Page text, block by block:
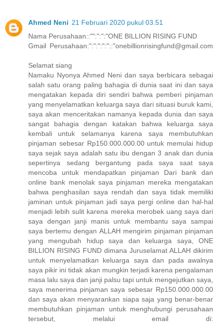
Ahmed Neni 21 Februari 2020 pukul 03.51
Nama Perusahaan::"":":":"ONE BILLION RISING FUND
Gmail Perusahaan:":":":":"::"onebillionrisingfund@gmail.com
Selamat siang
Namaku Nyonya Ahmed Neni dan saya berbicara sebagai
salah satu orang paling bahagia di dunia saat ini dan saya
mengatakan kepada diri sendiri bahwa pemberi pinjaman
yang menyelamatkan keluarga saya dari situasi buruk kami,
saya akan menceritakan namanya kepada dunia dan saya
sangat bahagia dengan katakan bahwa keluarga saya
kembali untuk selamanya karena saya membutuhkan
pinjaman sebesar Rp150.000.000.00 untuk memulai hidup
saya sejak saya adalah satu ibu dengan 3 anak dan dunia
sepertinya sedang bergantung pada saya saat saya
mencoba untuk mendapatkan pinjaman Dari bank dan
online bank menolak saya pinjaman mereka mengatakan
bahwa penghasilan saya rendah dan saya tidak memiliki
jaminan untuk pinjaman jadi saya pergi online dan hal-hal
menjadi lebih sulit karena mereka merobek uang saya dari
saya dengan janji manis untuk membantu saya sampai
saya bertemu dengan ALLAH mengirim pinjaman pinjaman
yang mengubah hidup saya dan keluarga saya, ONE
BILLION RISING FUND dimana Juruselamat ALLAH dikirim
untuk menyelamatkan keluarga saya dan pada awalnya
saya pikir ini tidak akan mungkin terjadi karena pengalaman
masa lalu saya dan janji palsu tapi untuk mengejutkan saya,
saya menerima pinjaman saya sebesar Rp150.000.000.00
dan saya akan menyarankan siapa saja yang benar-benar
membutuhkan pinjaman untuk menghubungi perusahaan
tersebut, melalui email di: